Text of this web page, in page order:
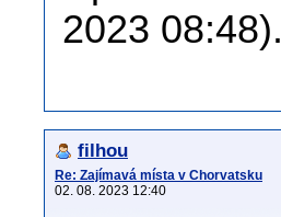
2023 08:48).
filhou
Re: Zajímavá místa v Chorvatsku
02. 08. 2023 12:40